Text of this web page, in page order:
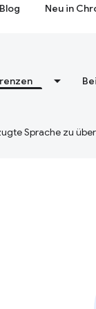
Blog Neu in
Sprache zu